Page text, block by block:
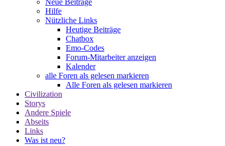
Hilfe
Nützliche Links
Heutige Beiträge
Chatbox
Emo-Codes
Forum-Mitarbeiter anzeigen
Kalender
alle Foren als gelesen markieren
Alle Foren als gelesen markieren
Civilization
Storys
Andere Spiele
Abseits
Links
Was ist neu?